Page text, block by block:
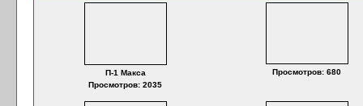
П-1 Макса
Просмотров: 2035
Просмотров: 680